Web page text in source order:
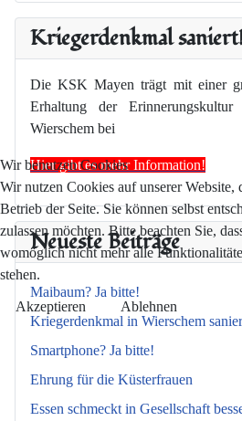
Kriegerdenkmal
Die KSK Mayen trägt mit einer
Erhaltung der
Wierschem bei
Hier gibt es mehr Information!
Neueste Beiträge
Maibaum? Ja bitte!
Kriegerdenkmal in Wierschem
Smartphone? Ja bitte!
Ehrung für die Küsterfrauen
Essen schmeckt in Gesellschaft
Wir benutzen Cookies
Wir nutzen Cookies auf unserer Website,
Betrieb der Seite. Sie können selbst
zulassen möchten. Bitte beachten Sie,
womöglich nicht mehr alle
stehen.
Akzeptieren Ablehnen